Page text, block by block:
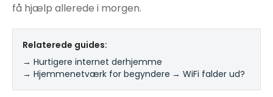
få hjælp allerede i morgen.
Relaterede guides:
→ Hurtigere internet derhjemme
→ Hjemmenetværk for begyndere → WiFi falder ud?